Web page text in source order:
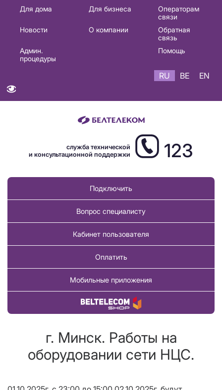
Основная
навигация
Для дома Для бизнеса
Операторам
связи
Новости
О компании
Обратная
связь
Админ.
процедуры
Помощь
RU BE EN
служба технической
и консультационной поддержки
123
Подключить
Вопрос специалисту
Кабинет пользователя
Оплатить
Мобильные приложения
Купить товар
г. Минск. Работы на
оборудовании сети НЦС.